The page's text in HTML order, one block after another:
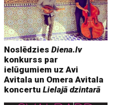
NoslēdziesDiena.lv
konkurss par
ielūgumiem uz Avi
Avitala un Omera Avitala
koncertuLielajā dzintarā